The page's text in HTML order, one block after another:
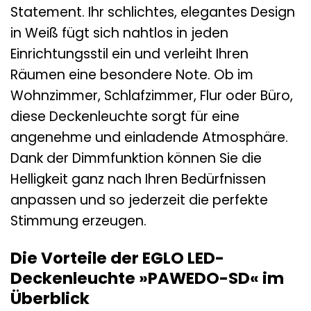
Statement. Ihr schlichtes, elegantes Design
in Weiß fügt sich nahtlos in jeden
Einrichtungsstil ein und verleiht Ihren
Räumen eine besondere Note. Ob im
Wohnzimmer, Schlafzimmer, Flur oder Büro,
diese Deckenleuchte sorgt für eine
angenehme und einladende Atmosphäre.
Dank der Dimmfunktion können Sie die
Helligkeit ganz nach Ihren Bedürfnissen
anpassen und so jederzeit die perfekte
Stimmung erzeugen.
Die Vorteile der EGLO LED-
Deckenleuchte »PAWEDO-SD« im
Überblick